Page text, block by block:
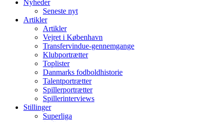
лучшие займы
Nyheder
Seneste nyt
Artikler
Artikler
Vejret i København
Transfervindue-gennemgange
Klubportrætter
Toplister
Danmarks fodboldhistorie
Talentportrætter
Spillerportrætter
Spillerinterviews
Stillinger
Superliga